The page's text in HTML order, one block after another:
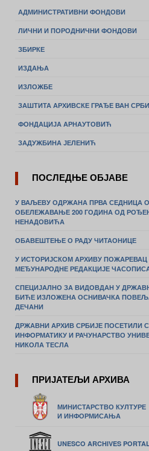
АДМИНИСТРАТИВНИ ФОНДОВИ
ЛИЧНИ И ПОРОДНИЧНИ ФОНДОВИ
ЗБИРКЕ
ИЗДАЊА
ИЗЛОЖБЕ
ЗАШТИТА АРХИВСКЕ ГРАЂЕ ВАН
ФОНДАЦИЈА АРНАУТОВИЋ
ЗАДУЖБИНА ЈЕЛЕНИЋ
ПОСЛЕДЊЕ ОБЈАВЕ
У ВАЉЕВУ ОДРЖАНА ПРВА СЕДНИЦА
ОБЕЛЕЖАВАЊЕ 200 ГОДИНА ОД
НЕНАДОВИЋА
ОБАВЕШТЕЊЕ О РАДУ ЧИТАОНИЦЕ
У ИСТОРИЈСКОМ АРХИВУ
МЕЂУНАРОДНЕ РЕДАКЦИЈЕ
СПЕЦИЈАЛНО ЗА ВИДОВДАН У
БИЋЕ ИЗЛОЖЕНА ОСНИВАЧКА
ДЕЧАНИ
ДРЖАВНИ АРХИВ СРБИЈЕ ПОСЕТИЛИ
ИНФОРМАТИКУ И РАЧУНАРСТВО
НИКОЛА ТЕСЛА
ПРИЈАТЕЉИ АРХИВА
МИНИСТАРСТВО КУЛТУРЕ
И ИНФОРМИСАЊА
UNESCO ARCHIVES PORTAL